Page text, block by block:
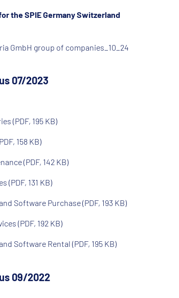
the SPIE Germany Switzerland
GmbH group of companies_10_24
07/2023
(PDF, 195 KB)
158 KB)
(PDF, 142 KB)
(PDF, 131 KB)
Software Purchase (PDF, 193 KB)
(PDF, 192 KB)
Software Rental (PDF, 195 KB)
09/2022